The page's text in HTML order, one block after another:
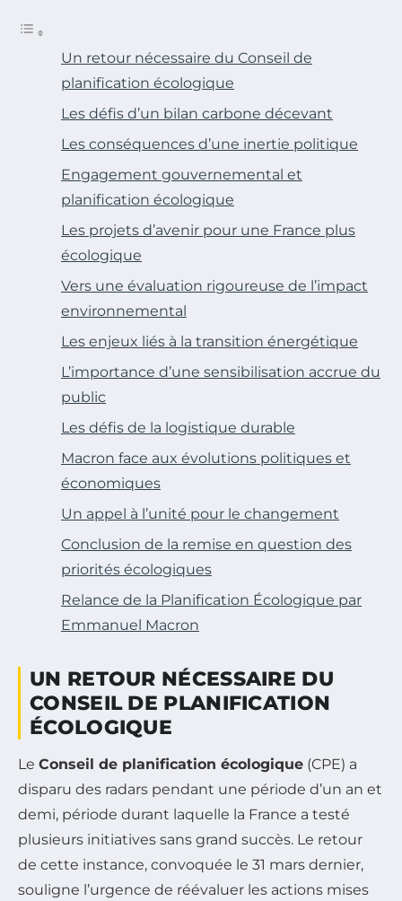
Un retour nécessaire du Conseil de
planification écologique
Les défis d’un bilan carbone décevant
Les conséquences d’une inertie politique
Engagement gouvernemental et
planification écologique
Les projets d’avenir pour une France plus
écologique
Vers une évaluation rigoureuse de l’impact
environnemental
Les enjeux liés à la transition énergétique
L’importance d’une sensibilisation accrue du
public
Les défis de la logistique durable
Macron face aux évolutions politiques et
économiques
Un appel à l’unité pour le changement
Conclusion de la remise en question des
priorités écologiques
Relance de la Planification Écologique par
Emmanuel Macron
UN RETOUR NÉCESSAIRE DU
CONSEIL DE PLANIFICATION
ÉCOLOGIQUE
Le Conseil de planification écologique (CPE) a
disparu des radars pendant une période d’un an et
demi, période durant laquelle la France a testé
plusieurs initiatives sans grand succès. Le retour
de cette instance, convoquée le 31 mars dernier,
souligne l’urgence de réévaluer les actions mises